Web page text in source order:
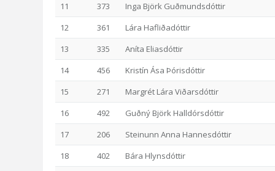
11
373
Inga Björk Guðmundsdóttir
12
361
Lára Hafliðadóttir
13
335
Aníta Eliasdóttir
14
456
Kristín Ása Þórisdóttir
15
271
Margrét Lára Viðarsdóttir
16
492
Guðný Björk Halldórsdóttir
17
206
Steinunn Anna Hannesdóttir
18
402
Bára Hlynsdóttir